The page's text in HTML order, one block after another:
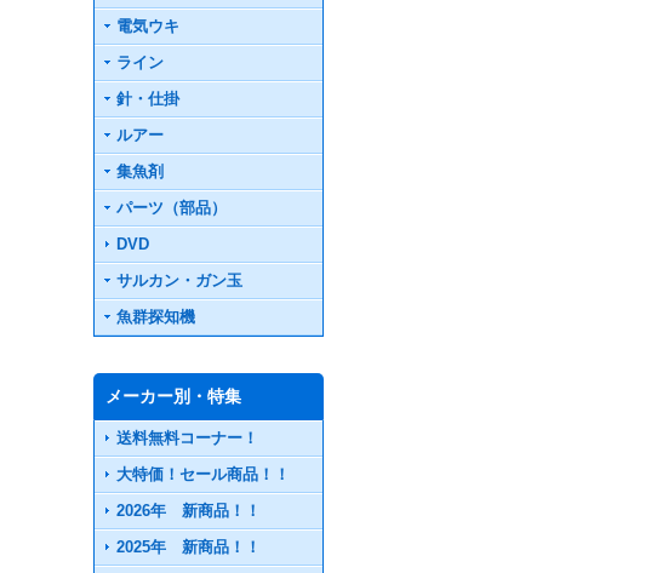
電気ウキ
ライン
針・仕掛
ルアー
集魚剤
パーツ（部品）
DVD
サルカン・ガン玉
魚群探知機
メーカー別・特集
送料無料コーナー！
大特価！セール商品！！
2026年 新商品！！
2025年 新商品！！